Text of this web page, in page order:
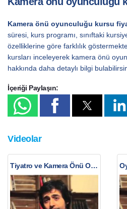
Kamera önü oyunculuğu kursu
süresi, kurs programı, sınıftaki
özelliklerine göre farklılık
kursları inceleyerek kamera önü
hakkında daha detaylı bilgi
İçeriği Paylaşın:
Videolar
Tiyatro ve Kamera Önü Oyunculuğu Arasındaki Farklar